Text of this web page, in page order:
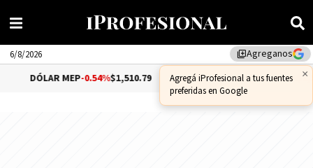
library_addAgreganos
×
Agregá iProfesional a tus fuentes
preferidas en Google
6/8/2026
DÓLAR MEP-0.54%$1,510.79 DÓLAR CCL-0.72%